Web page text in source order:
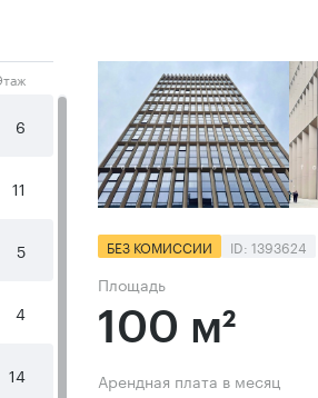
6
11
5
4
14
БЕЗ КОМИССИИ ID: 1393624
Площадь
100 м²
Арендная плата в месяц